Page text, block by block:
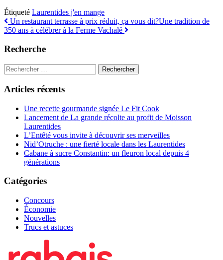
Étiqueté Laurentides j'en mange
Navigation
des
articles
Un restaurant terrasse à prix réduit, ça vous dit?Une tradition de
350 ans à célébrer à la Ferme Vachalê
Recherche
Articles récents
Une recette gourmande signée Le Fit Cook
Lancement de La grande récolte au profit de Moisson
Laurentides
L’Entêté vous invite à découvrir ses merveilles
Nid’Otruche : une fierté locale dans les Laurentides
Cabane à sucre Constantin: un fleuron local depuis 4
générations
Catégories
Concours
Économie
Nouvelles
Trucs et astuces